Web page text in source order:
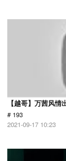
【越哥】万茜风
# 193
2021-09-17 10:23